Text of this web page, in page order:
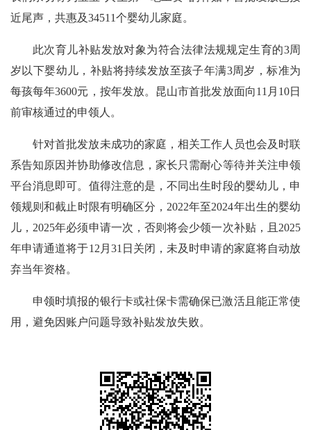
近尾声，共惠及34511个婴幼儿家庭。
此次育儿补贴发放对象为符合法律法规规定生育的3周
岁以下婴幼儿，补贴将持续发放至孩子年满3周岁，标准为
每孩每年3600元，按年发放。昆山市首批发放面向11月10日
前审核通过的申领人。
针对首批发放未成功的家庭，相关工作人员也会及时联
系告知原因并协助修改信息，家长只需耐心等待并关注申领
平台消息即可。值得注意的是，不同出生时段的婴幼儿，申
领规则和截止时限有明确区分，2022年至2024年出生的婴幼
儿，2025年必须申请一次，否则将会少领一次补贴，且2025
年申请通道将于12月31日关闭，未及时申请的家庭将自动放
弃当年资格。
申领时填报的银行卡或社保卡需确保已激活且能正常使
用，避免因账户问题导致补贴发放失败。